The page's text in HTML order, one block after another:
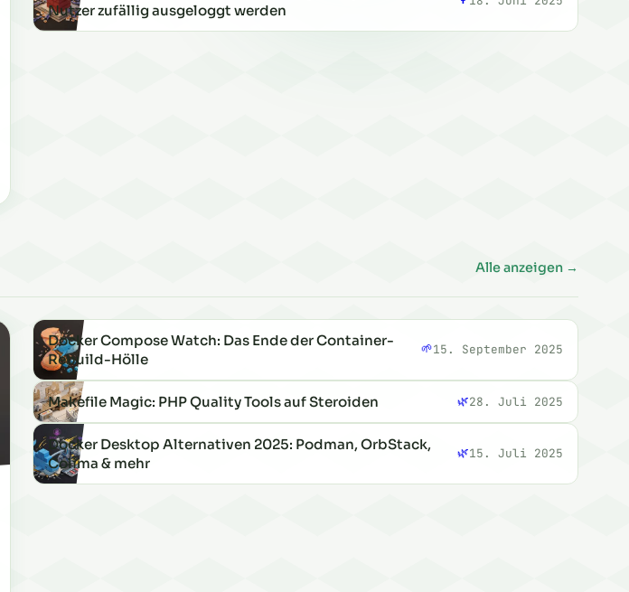
0,18%-Bug: Redis Lock Expiration in Crunz
Nutzer zufällig ausgeloggt werden
Alle anzeigen →
Docker Compose Watch: Das Ende der Container-
Rebuild-Hölle
🌱15. September 2025
Makefile Magic: PHP Quality Tools auf Steroiden 🌿28. Juli 2025
Docker Desktop Alternativen 2025: Podman, OrbStack,
Colima & mehr
🌿15. Juli 2025